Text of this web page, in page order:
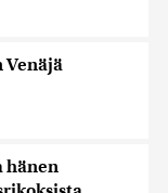
hänen